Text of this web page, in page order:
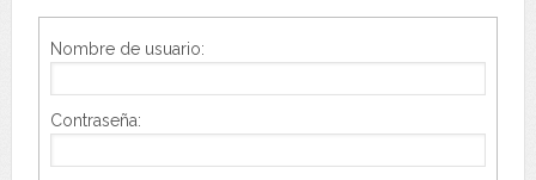
Nombre de usuario:
Contraseña: